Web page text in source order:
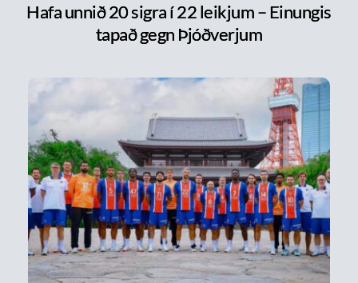
Hafa unnið 20 sigra í 22 leikjum – Einungis
tapað gegn Þjóðverjum